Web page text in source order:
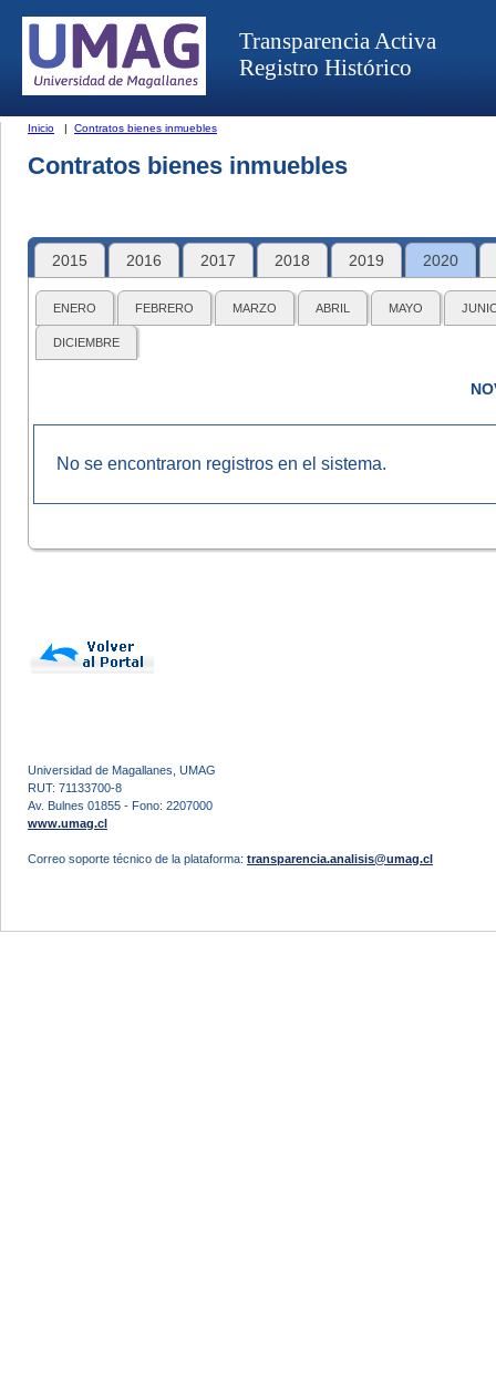
Transparencia Activa
Registro Histórico
Inicio | Contratos bienes inmuebles
Contratos bienes inmuebles
2015 2016 2017 2018 2019 2020
ENERO FEBRERO MARZO ABRIL MAYO
DICIEMBRE
No se encontraron registros en el sistema.
Universidad de Magallanes, UMAG
RUT: 71133700-8
Av. Bulnes 01855 - Fono: 2207000
www.umag.cl
Correo soporte técnico de la plataforma: transparencia.analisis@umag.cl